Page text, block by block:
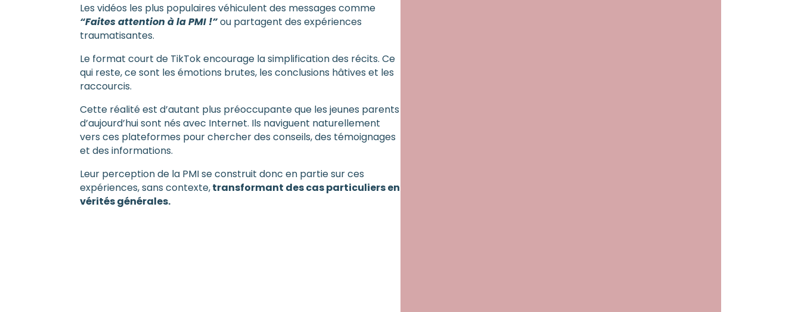
Les vidéos les plus populaires véhiculent des messages comme
“Faites attention à la PMI !”ou partagent des expériences
traumatisantes.
Le format court de TikTok encourage la simplification des récits. Ce
qui reste, ce sont les émotions brutes, les conclusions hâtives et les
raccourcis.
Cette réalité est d’autant plus préoccupante que les jeunes parents
d’aujourd’hui sont nés avec Internet. Ils naviguent naturellement
vers ces plateformes pour chercher des conseils, des témoignages
et des informations.
Leur perception de la PMI se construit donc en partie sur ces
expériences, sans contexte,transformant des cas particuliers en
vérités générales.